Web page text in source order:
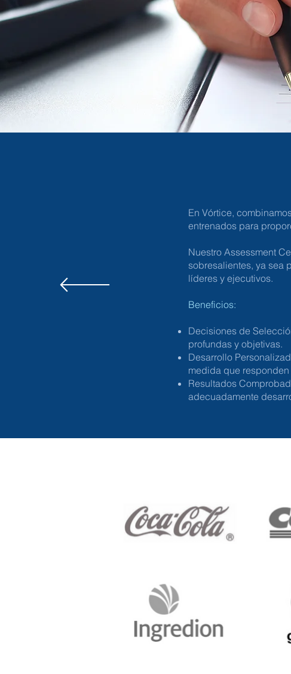
En Vórtice,
entrenados para
Nuestro Assessment
sobresalientes, ya sea
líderes y ejecutivos.
Beneficios:
Decisiones de
profundas y objetivas.
Desarrollo
medida que
Resultados
adecuadamente